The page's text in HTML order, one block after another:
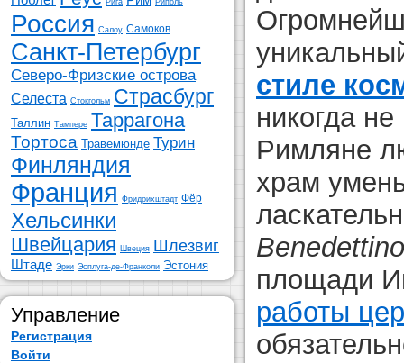
Рига Риполь
Россия Салоу Самоков
Санкт-Петербург
Северо-Фризские острова
Селеста Стокгольм Страсбург
Таллин Тампере Таррагона
Тортоса Травемюнде Турин
Финляндия
Франция Фридрихштадт Фёр
Хельсинки
Швейцария Швеция Шлезвиг
Штаде Эрки Эсплуга-де-Франколи Эстония
Управление
Регистрация
Войти
стиле
никогда
Римляне
храм
Benedettino
площади
работы